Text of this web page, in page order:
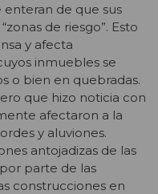
enteran de que sus
de riesgo”. Esto
y afecta
inmuebles se
o bien en quebradas.
que hizo noticia con
afectaron a la
y aluviones.
antojadizas de las
parte de las
construcciones en